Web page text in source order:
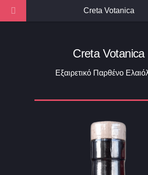
Creta Votanica
Εξαιρετικό Παρθένο
Creta Votanica